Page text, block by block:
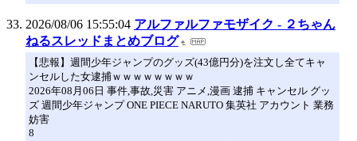
2026/08/06 15:55:04 アルファルファモザイク - ２ちゃん
ねるスレッドまとめブログ
【悲報】週間少年ジャンプのグッズ(43億円分)を注文し全てキャ
ンセルした女逮捕ｗｗｗｗｗｗｗｗ
2026年08月06日 事件,事故,災害 アニメ,漫画 逮捕 キャンセル グッ
ズ 週間少年ジャンプ ONE PIECE NARUTO 集英社 アカウント 業務
妨害
8